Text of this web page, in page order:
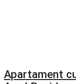
Apartament